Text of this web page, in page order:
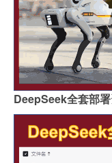
DeepSeek全套部